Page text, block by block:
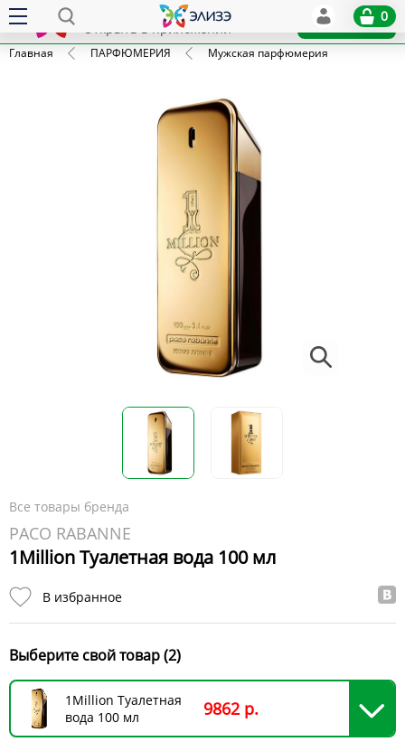
x
Открыть в приложении
Установить
0
Главная ПАРФЮМЕРИЯ Мужская парфюмерия
Все товары бренда
PACO RABANNE
1Million Туалетная вода 100 мл
В избранное
Выберите свой товар (2)
1Million Туалетная
вода 100 мл
9862 р.